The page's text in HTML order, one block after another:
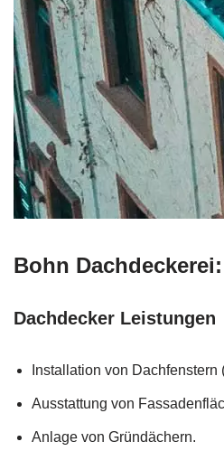
Bohn
Dachdecker Leistungen
Installation von
Ausstattung von
Anlage von Gründächern.